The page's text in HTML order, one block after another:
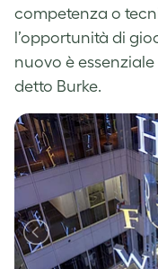
competenza o
l’opportunità di
nuovo è
detto Burke.